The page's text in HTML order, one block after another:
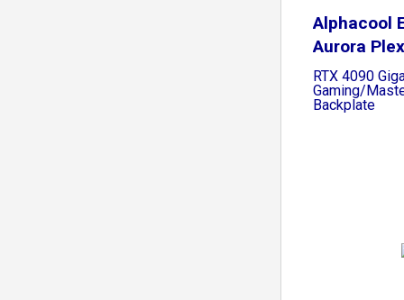
Alphacool
Aurora
RTX 4090
Gaming/
Backplate